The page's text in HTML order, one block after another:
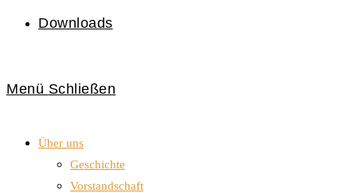
Downloads
Menü Schließen
Über uns
Geschichte
Vorstandschaft